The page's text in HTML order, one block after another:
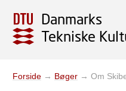
Danmarks
Tekniske
Forside → Bøger → Om